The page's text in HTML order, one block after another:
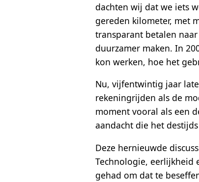
dachten wij dat we iets
gereden kilometer, met
transparant betalen
duurzamer maken. In
kon werken, hoe het
Nu, vijfentwintig jaar
rekeningrijden als de
moment vooral als een
aandacht die het
Deze hernieuwde
Technologie, eerlijkheid
gehad om dat te